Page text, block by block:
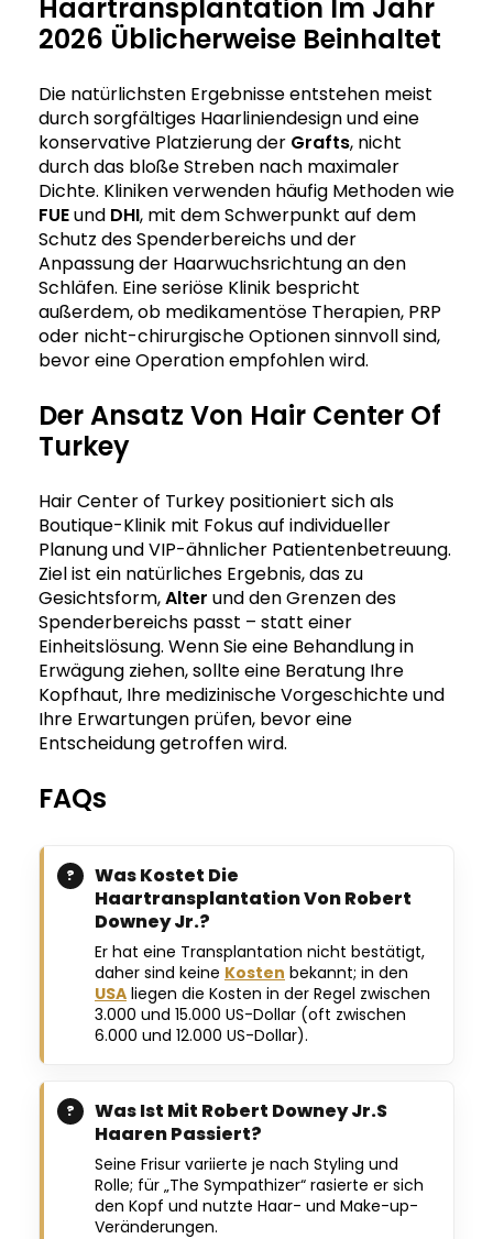
Haartransplantation Im Jahr
2026 Üblicherweise Beinhaltet
Die natürlichsten Ergebnisse entstehen meist
durch sorgfältiges Haarliniendesign und eine
konservative Platzierung der Grafts, nicht
durch das bloße Streben nach maximaler
Dichte. Kliniken verwenden häufig Methoden wie
FUEund DHI, mit dem Schwerpunkt auf dem
Schutz des Spenderbereichs und der
Anpassung der Haarwuchsrichtung an den
Schläfen. Eine seriöse Klinik bespricht
außerdem, ob medikamentöse Therapien, PRP
oder nicht-chirurgische Optionen sinnvoll sind,
bevor eine Operation empfohlen wird.
Der Ansatz Von Hair Center Of
Turkey
Hair Center of Turkey positioniert sich als
Boutique-Klinik mit Fokus auf individueller
Planung und VIP-ähnlicher Patientenbetreuung.
Ziel ist ein natürliches Ergebnis, das zu
Gesichtsform,Alter und den Grenzen des
Spenderbereichs passt – statt einer
Einheitslösung. Wenn Sie eine Behandlung in
Erwägung ziehen, sollte eine Beratung Ihre
Kopfhaut, Ihre medizinische Vorgeschichte und
Ihre Erwartungen prüfen, bevor eine
Entscheidung getroffen wird.
FAQs
Was Kostet Die
Haartransplantation Von Robert
Downey Jr.?
Er hat eine Transplantation nicht bestätigt,
daher sind keine Kosten bekannt; in den
USA liegen die Kosten in der Regel zwischen
3.000 und 15.000 US-Dollar (oft zwischen
6.000 und 12.000 US-Dollar).
Was Ist Mit Robert Downey Jr.s
Haaren Passiert?
Seine Frisur variierte je nach Styling und
Rolle; für „The Sympathizer“ rasierte er sich
den Kopf und nutzte Haar- und Make-up-
Veränderungen.